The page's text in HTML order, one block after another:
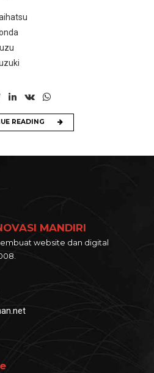
READING
MANDIRI
website dan digital